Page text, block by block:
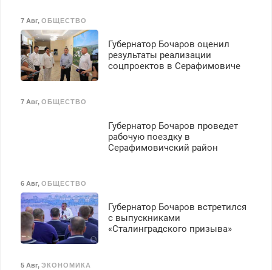
транспортной
безопасности с з/п до
125000 руб.
7 Авг, ОБЩЕСТВО
Губернатор Бочаров оценил
результаты реализации
соцпроектов в Серафимовиче
7 Авг, ОБЩЕСТВО
Губернатор Бочаров проведет
рабочую поездку в
Серафимовичский район
6 Авг, ОБЩЕСТВО
Губернатор Бочаров встретился
с выпускниками
«Сталинградского призыва»
5 Авг, ЭКОНОМИКА